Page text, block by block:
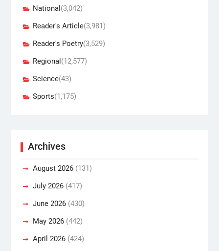
National (3,042)
Reader's Article(3,981)
Reader's Poetry(3,529)
Regional (12,577)
Science(43)
Sports(1,175)
Archives
August 2026(131)
July 2026(417)
June 2026(430)
May 2026(442)
April 2026(424)